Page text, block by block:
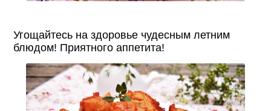
Угощайтесь на здоровье чудесным летним
блюдом! Приятного аппетита!